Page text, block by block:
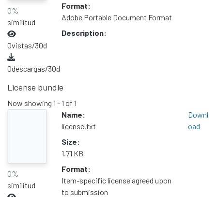
0%
similitud
0vistas/30d
0descargas/30d
Format:
Adobe Portable Document Format
Description:
License bundle
Now showing 1 - 1 of 1
0%
similitud
Name:
license.txt
Size:
1.71 KB
Format:
Item-specific license agreed upon
to submission
Downl
oad